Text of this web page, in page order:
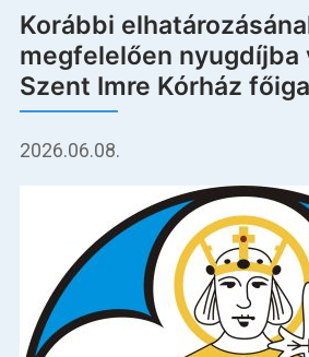
Korábbi
megfelelően nyugdíjba
Szent Imre Kórház
2026.06.08.